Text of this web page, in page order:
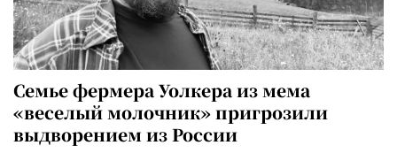
Семье фермера Уолкера из мема
«веселый молочник» пригрозили
выдворением из России